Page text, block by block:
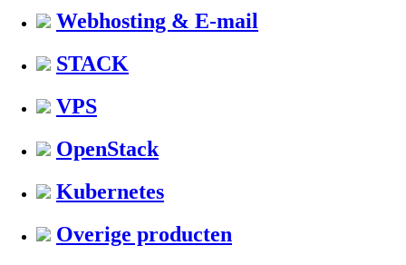
Webhosting & E-mail
STACK
VPS
OpenStack
Kubernetes
Overige producten